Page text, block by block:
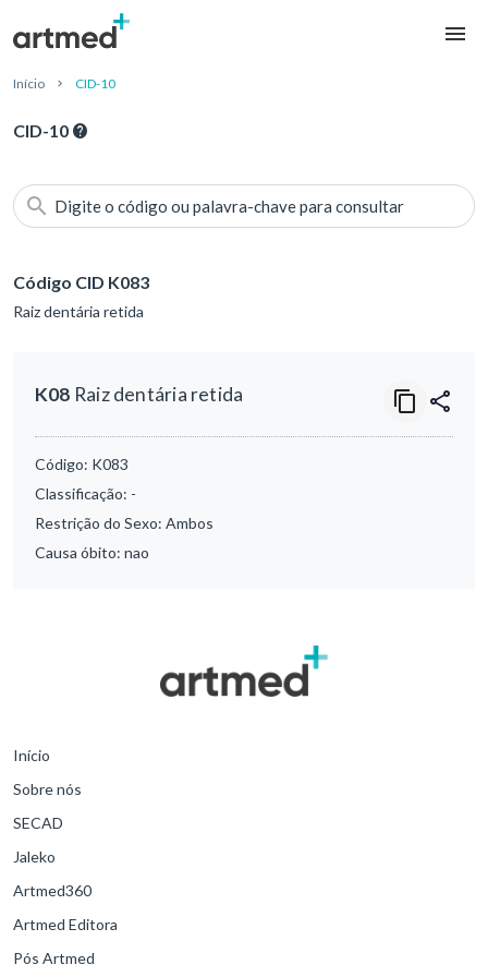
Início CID-10
CID-10
Digite o código ou palavra-chave para consultar
Código CID K083
Raiz dentária retida
K08 Raiz dentária retida
Código: K083
Classificação: -
Restrição do Sexo: Ambos
Causa óbito: nao
Início
Sobre nós
SECAD
Jaleko
Artmed360
Artmed Editora
Pós Artmed